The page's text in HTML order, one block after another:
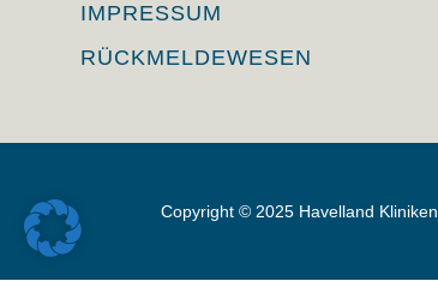
IMPRESSUM
RÜCKMELDEWESEN
Copyright © 2025 Havelland Kliniken